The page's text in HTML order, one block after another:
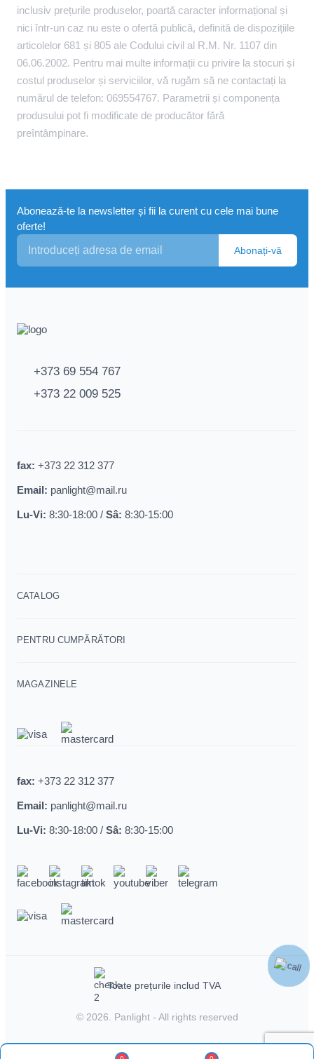
inclusiv prețurile produselor, poartă caracter informațional și
nici într-un caz nu este o ofertă publică, definită de dispozițiile
articolelor 681 și 805 ale Codului civil al R.M. Nr. 1107 din
06.06.2002. Pentru mai multe informații cu privire la stocuri și
costul produselor și serviciilor, vă rugăm să ne contactați la
numărul de telefon: 069554767. Parametrii și componența
produsului pot fi modificate de producător fără
preîntâmpinare.
Abonează-te la newsletter și fii la curent cu cele mai bune
oferte!
Abonați-vă
+373 69 554 767
+373 22 009 525
fax: +373 22 312 377
Email: panlight@mail.ru
Lu-Vi: 8:30-18:00 / Sâ: 8:30-15:00
CATALOG
PENTRU CUMPĂRĂTORI
MAGAZINELE
fax: +373 22 312 377
Email: panlight@mail.ru
Lu-Vi: 8:30-18:00 / Sâ: 8:30-15:00
© 2026. Panlight- All rights reserved
Toate prețurile includ TVA